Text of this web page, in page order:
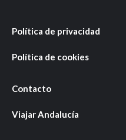
Política de privacidad
Política de cookies
Contacto
Viajar Andalucía